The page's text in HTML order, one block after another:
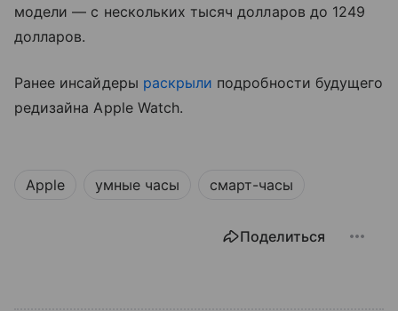
модели — с нескольких тысяч долларов до 1249
долларов.
Ранее инсайдеры раскрыли подробности будущего
редизайна Apple Watch.
Apple умные часы смарт-часы
Поделиться